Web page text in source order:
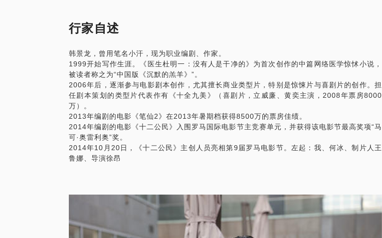
题），之后2012年我正式过入“聚本文化传聚有限公司”，当时也是聚本成立不到一个月
的时间，聚本不是一家传统的制片公司，我们的投资人是著名的天使投资人徐小平老
作为新的电影公司，如何在没有任何资源优势下能在电影市场中脱颖而出。我作为项目
总监与公司CEO王鲁娜（应该把她拉到在行聊聊）从版权购买、项目策划到剧本创作差
不多磨合了两年时间，最终达成一致要做中国电影市场上罕有的电影类型就是《十二公
民》，从最初与徐昂导演接触到后来与广电总局以及最高检，寻找制作团队（也是我的
朋友“果实传媒”笔仙系列、滚蛋吧肿瘤君），成片后与国际电影节选片人接触，最终入
围罗马电影节，包括后期宣传、发行都是我们自己亲力亲为。
《十二公民》聚本传媒和我都积攒了足够的经验与资源，今年开始我们着力商业片开
发，同时也不放弃像《十二公民》这样的具有探索意义的现实题材电影。已经有三个商
业类型片项目和两个偏艺术类型项目推进，同时公司也策划、制作了两部电视剧，也开
始向网络剧和网络互娱节目上发展。
行家自述
韩景龙，曾用笔名小汗，现为职业编剧、作家。
1999开始写作生涯。《医生杜明一：没有人是干净的》为首次创作的中篇网络医学惊怵小说，
被读者称之为“中国版《沉默的羔羊》”。
2006年后，逐渐参与电影剧本创作，尤其擅长商业类型片，特别是惊悚片与喜剧片的创作。担
任剧本策划的类型片代表作有《十全九美》（喜剧片，立威廉、黄奕主演，2008年票房8000
万）。
2013年编剧的电影《笔仙2》在2013年暑期档获得8500万的票房佳绩。
2014年编剧的电影《十二公民》入围罗马国际电影节主竞赛单元，并获得该电影节最高奖项“马
可·奥雷利奥”奖。
2014年10月20日，《十二公民》主创人员亮相第9届罗马电影节。左起：我、何冰、制片人王
鲁娜、导演徐昂